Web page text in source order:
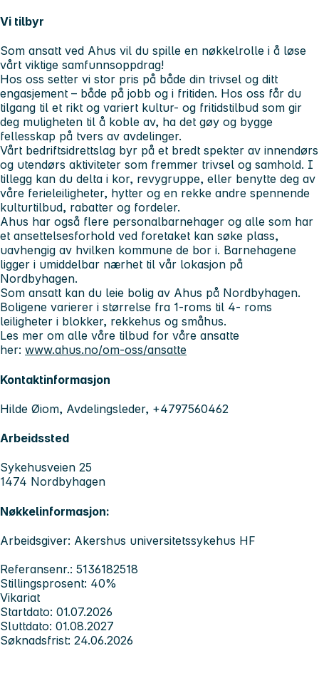
Vi tilbyr
Som ansatt ved Ahus vil du spille en nøkkelrolle i å løse
vårt viktige samfunnsoppdrag!
Hos oss setter vi stor pris på både din trivsel og ditt
engasjement – både på jobb og i fritiden. Hos oss får du
tilgang til et rikt og variert kultur- og fritidstilbud som gir
deg muligheten til å koble av, ha det gøy og bygge
fellesskap på tvers av avdelinger.
Vårt bedriftsidrettslag byr på et bredt spekter av innendørs
og utendørs aktiviteter som fremmer trivsel og samhold. I
tillegg kan du delta i kor, revygruppe, eller benytte deg av
våre ferieleiligheter, hytter og en rekke andre spennende
kulturtilbud, rabatter og fordeler.
Ahus har også flere personalbarnehager og alle som har
et ansettelsesforhold ved foretaket kan søke plass,
uavhengig av hvilken kommune de bor i. Barnehagene
ligger i umiddelbar nærhet til vår lokasjon på
Nordbyhagen.
Som ansatt kan du leie bolig av Ahus på Nordbyhagen.
Boligene varierer i størrelse fra 1-roms til 4- roms
leiligheter i blokker, rekkehus og småhus.
Les mer om alle våre tilbud for våre ansatte
her: www.ahus.no/om-oss/ansatte
Kontaktinformasjon
Hilde Øiom, Avdelingsleder, +4797560462
Arbeidssted
Sykehusveien 25
1474 Nordbyhagen
Nøkkelinformasjon:
Arbeidsgiver: Akershus universitetssykehus HF
Referansenr.: 5136182518
Stillingsprosent: 40%
Vikariat
Startdato: 01.07.2026
Sluttdato: 01.08.2027
Søknadsfrist: 24.06.2026